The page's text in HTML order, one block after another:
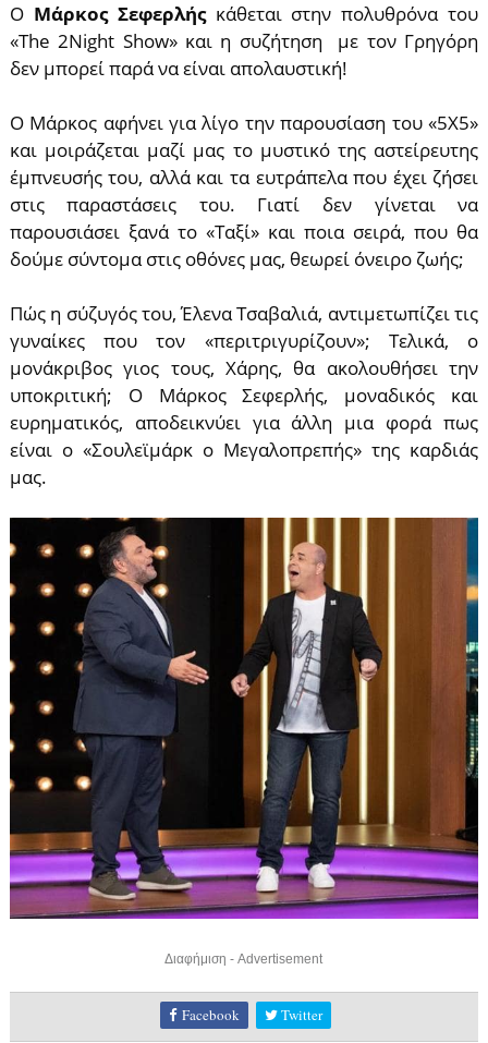
Ο Μάρκος Σεφερλήςκάθεται στην πολυθρόνα του
«The 2Night Show» και η συζήτηση με τον Γρηγόρη
δεν μπορεί παρά να είναι απολαυστική!
Ο Μάρκος αφήνει για λίγο την παρουσίαση του «5Χ5»
και μοιράζεται μαζί μας το μυστικό της αστείρευτης
έμπνευσής του, αλλά και τα ευτράπελα που έχει ζήσει
στις παραστάσεις του. Γιατί δεν γίνεται να
παρουσιάσει ξανά το «Ταξί» και ποια σειρά, που θα
δούμε σύντομα στις οθόνες μας, θεωρεί όνειρο ζωής;
Πώς η σύζυγός του, Έλενα Τσαβαλιά, αντιμετωπίζει τις
γυναίκες που τον «περιτριγυρίζουν»; Τελικά, ο
μονάκριβος γιος τους, Χάρης, θα ακολουθήσει την
υποκριτική; Ο Μάρκος Σεφερλής, μοναδικός και
ευρηματικός, αποδεικνύει για άλλη μια φορά πως
είναι ο «Σουλεϊμάρκ ο Μεγαλοπρεπής» της καρδιάς
μας.
Διαφήμιση - Advertisement
Facebook Twitter